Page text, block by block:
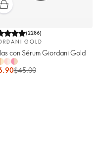
(2286)
GOLD
con Sérum Giordani Gold
$45.00